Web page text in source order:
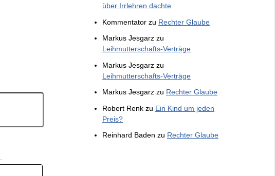
über Irrlehren dachte
Kommentator zu Rechter Glaube
Markus Jesgarz zu
Leihmutterschafts-Verträge
Markus Jesgarz zu
Leihmutterschafts-Verträge
Markus Jesgarz zu Rechter Glaube
Robert Renk zu Ein Kind um jeden
Preis?
Reinhard Baden zu Rechter Glaube